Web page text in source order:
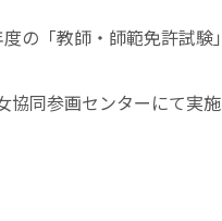
の「教師・師範免許試験
協同参画センターにて実施